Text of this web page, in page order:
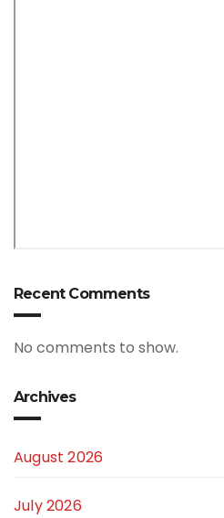
Recent Comments
No comments to show.
Archives
August 2026
July 2026